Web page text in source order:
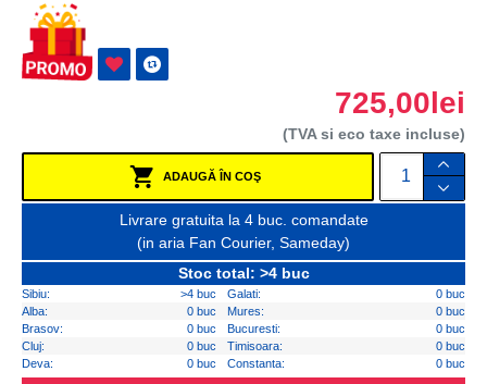
725,00lei
(TVA si eco taxe incluse)
ADAUGĂ ÎN COŞ
Livrare gratuita la 4 buc. comandate
(in aria Fan Courier, Sameday)
Stoc total: >4 buc
Sibiu: >4 buc Galati:
0 buc
Alba:
0 buc Mures:
0 buc
Brasov:
0 buc Bucuresti:
0 buc
Cluj:
0 buc Timisoara:
0 buc
Deva:
0 buc Constanta: 0 buc